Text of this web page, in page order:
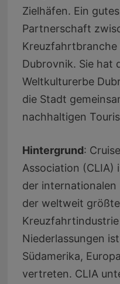
Zielhäfen. Ein
Partnerschaft
Kreuzfahrtbranche
Dubrovnik. Sie hat
Weltkulturerbe
die Stadt
nachhaltigen
Hintergrund:
Association (CLIA)
der
der weltweit
Niederlassungen
Südamerika,
vertreten. CLIA